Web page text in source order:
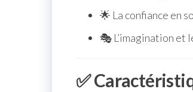
🌟 La confiance en
🎭 L’imagination et
✅